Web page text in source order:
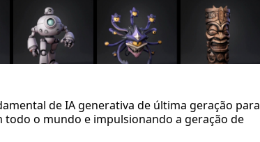
de IA generativa de última geração para
o mundo e impulsionando a geração de